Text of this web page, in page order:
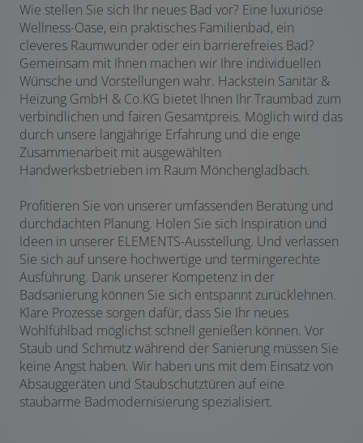
Wie stellen Sie sich Ihr neues Bad vor? Eine luxuriöse
Wellness-Oase, ein praktisches Familienbad, ein
cleveres Raumwunder oder ein barrierefreies Bad?
Gemeinsam mit Ihnen machen wir Ihre individuellen
Wünsche und Vorstellungen wahr. Hackstein Sanitär &
Heizung GmbH & Co.KG bietet Ihnen Ihr Traumbad zum
verbindlichen und fairen Gesamtpreis. Möglich wird das
durch unsere langjährige Erfahrung und die enge
Zusammenarbeit mit ausgewählten
Handwerksbetrieben im Raum Mönchengladbach.
Profitieren Sie von unserer umfassenden Beratung und
durchdachten Planung. Holen Sie sich Inspiration und
Ideen in unserer ELEMENTS-Ausstellung. Und verlassen
Sie sich auf unsere hochwertige und termingerechte
Ausführung. Dank unserer Kompetenz in der
Badsanierung können Sie sich entspannt zurücklehnen.
Klare Prozesse sorgen dafür, dass Sie Ihr neues
Wohlfühlbad möglichst schnell genießen können. Vor
Staub und Schmutz während der Sanierung müssen Sie
keine Angst haben. Wir haben uns mit dem Einsatz von
Absauggeräten und Staubschutztüren auf eine
staubarme Badmodernisierung spezialisiert.